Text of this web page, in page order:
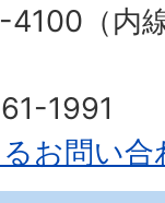
（内
1991
お問い合